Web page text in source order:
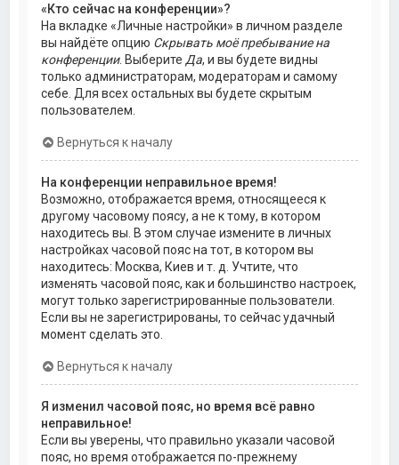
«Кто сейчас на конференции»?
На вкладке «Личные настройки» в личном разделе
вы найдёте опцию Скрывать моё пребывание на
конференции. Выберите Да, и вы будете видны
только администраторам, модераторам и самому
себе. Для всех остальных вы будете скрытым
пользователем.
Вернуться к началу
На конференции неправильное время!
Возможно, отображается время, относящееся к
другому часовому поясу, а не к тому, в котором
находитесь вы. В этом случае измените в личных
настройках часовой пояс на тот, в котором вы
находитесь: Москва, Киев и т. д. Учтите, что
изменять часовой пояс, как и большинство настроек,
могут только зарегистрированные пользователи.
Если вы не зарегистрированы, то сейчас удачный
момент сделать это.
Вернуться к началу
Я изменил часовой пояс, но время всё равно
неправильное!
Если вы уверены, что правильно указали часовой
пояс, но время отображается по-прежнему